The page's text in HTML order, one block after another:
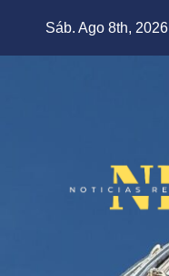
Sáb. Ago 8th, 2026